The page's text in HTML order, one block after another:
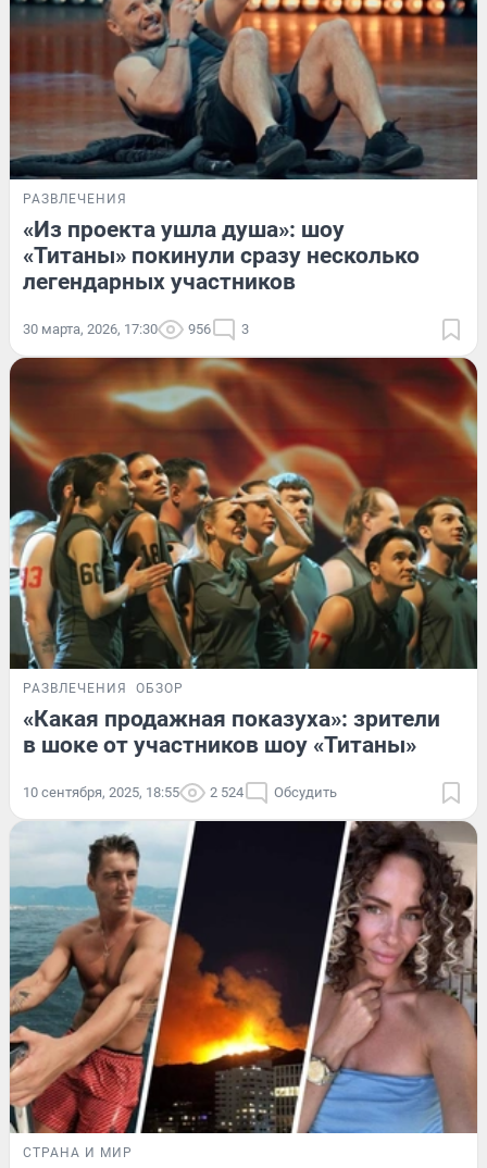
РАЗВЛЕЧЕНИЯ
«Из проекта ушла душа»: шоу
«Титаны» покинули сразу несколько
легендарных участников
30 марта, 2026, 17:30 956 3
РАЗВЛЕЧЕНИЯ ОБЗОР
«Какая продажная показуха»: зрители
в шоке от участников шоу «Титаны»
10 сентября, 2025, 18:55 2 524 Обсудить
СТРАНА И МИР